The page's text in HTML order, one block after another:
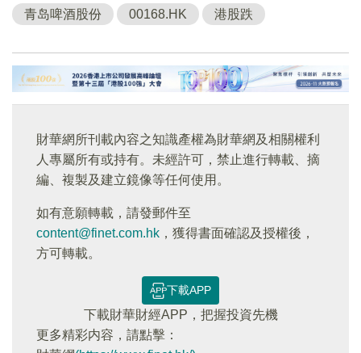
青岛啤酒股份 00168.HK 港股跌
財華網所刊載內容之知識產權為財華網及相關權利
人專屬所有或持有。未經許可，禁止進行轉載、摘
編、複製及建立鏡像等任何使用。
如有意願轉載，請發郵件至
content@finet.com.hk ，獲得書面確認及授權後，
方可轉載。
下載APP
下載財華財經APP，把握投資先機
更多精彩内容，請點擊：